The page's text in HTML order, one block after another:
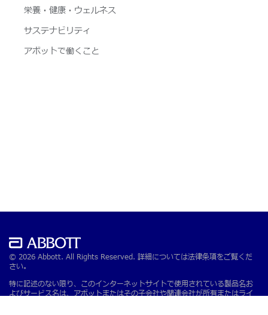
栄養・健康・ウェルネス
サステナビリティ
アボットで働くこと
© 2026 Abbott. All Rights Reserved. 詳細については法律条項をご覧くだ
さい。
特に記述のない限り、このインターネットサイトで使用されている製品名お
よびサービス名は、アボットまたはその子会社や関連会社が所有またはライ